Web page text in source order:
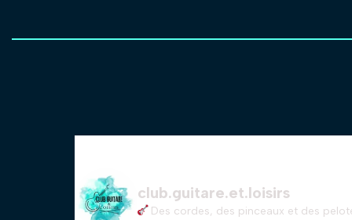
club.guitare.et.loisirs
Des cordes, des pinceaux et des